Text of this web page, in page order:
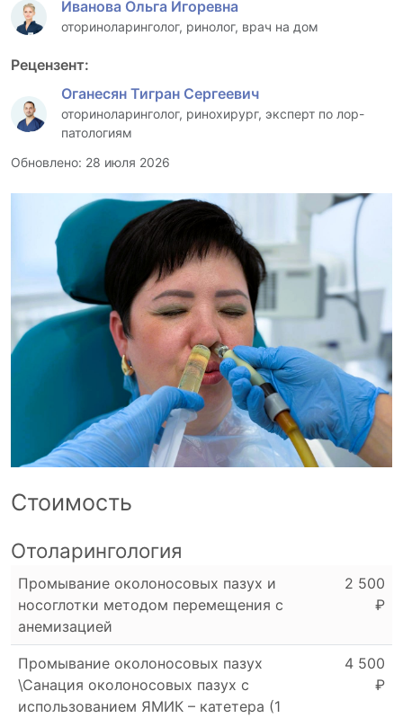
Иванова Ольга Игоревна
оториноларинголог, ринолог, врач на дом
Рецензент:
Оганесян Тигран Сергеевич
оториноларинголог, ринохирург, эксперт по лор-
патологиям
Обновлено: 28 июля 2026
Стоимость
Отоларингология
Промывание околоносовых пазух и
носоглотки методом перемещения с
анемизацией
2 500
₽
Промывание околоносовых пазух
\Санация околоносовых пазух с
использованием ЯМИК – катетера (1
4 500
₽